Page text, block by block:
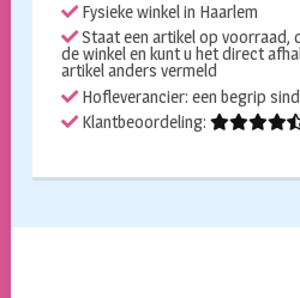
Fysieke winkel in Haarlem
Staat een artikel op voorraad,
de winkel en kunt u het direct
artikel anders vermeld
Hofleverancier: een begrip
Klantbeoordeling: